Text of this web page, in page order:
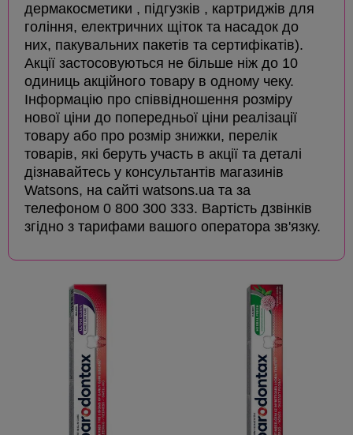
дермакосметики , підгузків , картриджів для
гоління, електричних щіток та насадок до
них, пакувальних пакетів та сертифікатів).
Акції застосовуються не більше ніж до 10
одиниць акційного товару в одному чеку.
Інформацію про співвідношення розміру
нової ціни до попередньої ціни реалізації
товару або про розмір знижки, перелік
товарів, які беруть участь в акції та деталі
дізнавайтесь у консультантів магазинів
Watsons, на сайті watsons.ua та за
телефоном 0 800 300 333. Вартість дзвінків
згідно з тарифами вашого оператора зв'язку.